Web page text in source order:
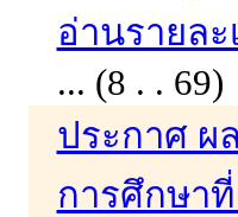
อ่านรายละ
... (8 . .
ประกาศ ผ
การศึกษา